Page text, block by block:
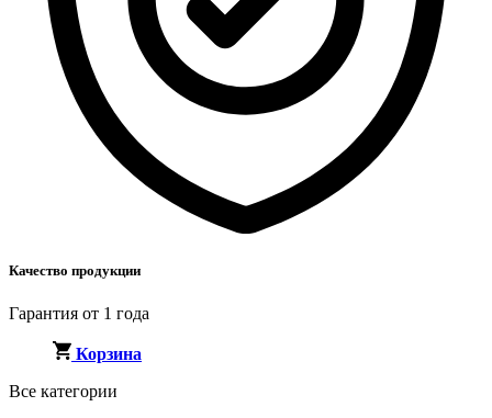
Качество продукции
Гарантия от 1 года
Корзина
Все категории